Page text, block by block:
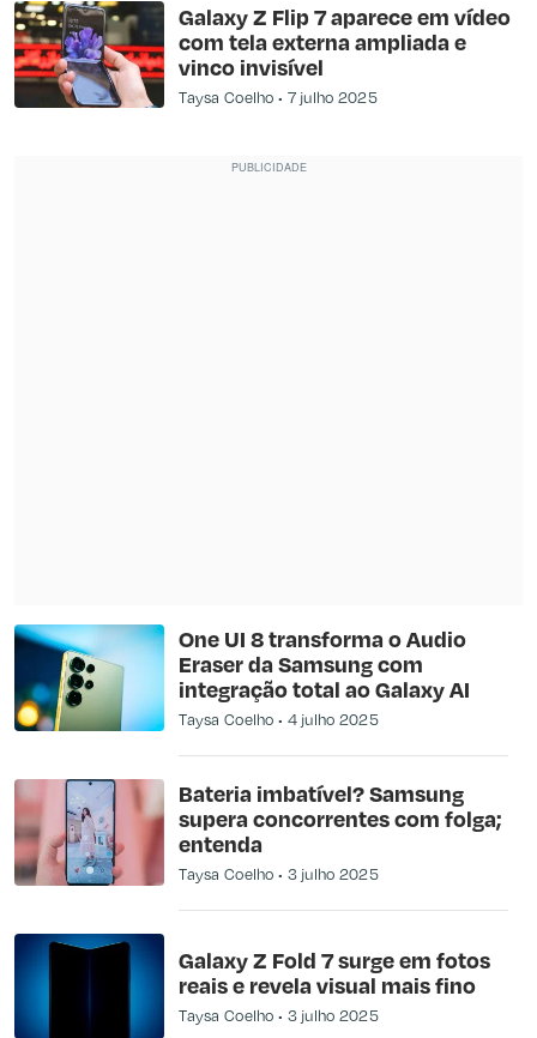
Galaxy Z Flip 7 aparece em vídeo
com tela externa ampliada e
vinco invisível
Taysa Coelho 7 julho 2025
One UI 8 transforma o Audio
Eraser da Samsung com
integração total ao Galaxy AI
Taysa Coelho 4 julho 2025
Bateria imbatível? Samsung
supera concorrentes com folga;
entenda
Taysa Coelho 3 julho 2025
Galaxy Z Fold 7 surge em fotos
reais e revela visual mais fino
Taysa Coelho 3 julho 2025